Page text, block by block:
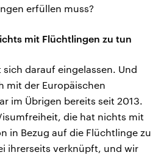
erfüllen muss?
mit Flüchtlingen zu tun
sich darauf eingelassen. Und
mit der Europäischen
im Übrigen bereits seit 2013.
die hat nichts mit
in Bezug auf die Flüchtlinge zu
ihrerseits verknüpft, und wir